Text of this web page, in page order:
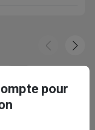
pour